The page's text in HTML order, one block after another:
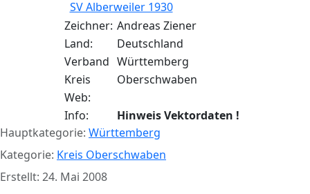
SV Alberweiler 1930
Zeichner: Andreas Ziener
Land:
Deutschland
Verband Württemberg
Kreis
Oberschwaben
Web:
Info:
Hinweis Vektordaten !
Hauptkategorie: Württemberg
Kategorie: Kreis Oberschwaben
Erstellt: 24. Mai 2008